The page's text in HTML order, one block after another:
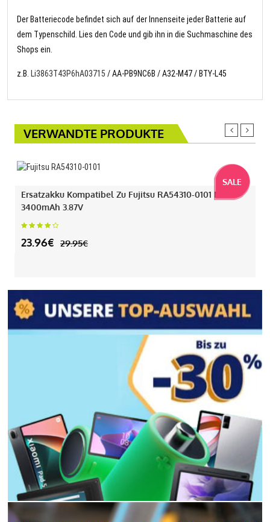
Der Batteriecode befindet sich auf der Innenseite jeder Batterie auf
dem Typenschild. Lies den Code und gib ihn in die Suchmaschine des
Shops ein.
z.B. Li3863T43P6hA03715 / AA-PB9NC6B / A32-M47 / BTY-L45
VERWANDTE PRODUKTE
SALE
Ersatzakku Kompatibel Zu Fujitsu RA54310-0101 Mit
3400mAh 3.87V
23.96€ 29.95€